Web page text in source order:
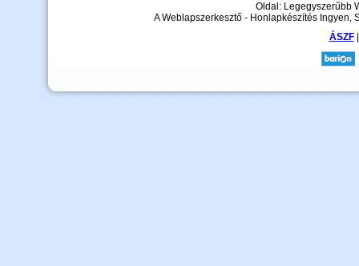
Oldal: Legegyszerűbb
A Weblapszerkesztő - Honlapkészítés Ingyen,
ÁSZF